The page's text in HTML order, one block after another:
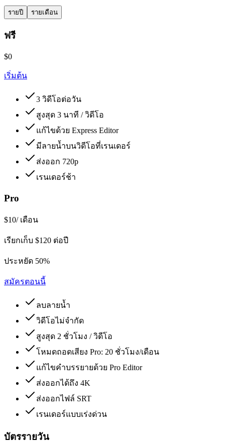
รายปี รายเดือน
ฟรี
$0
เริ่มต้น
3 วิดีโอต่อวัน
สูงสุด 3 นาที / วิดีโอ
แก้ไขด้วย Express Editor
มีลายน้ำบนวิดีโอที่เรนเดอร์
ส่งออก 720p
เรนเดอร์ช้า
Pro
$10/ เดือน
เรียกเก็บ $120 ต่อปี
ประหยัด 50%
สมัครตอนนี้
ลบลายน้ำ
วิดีโอไม่จำกัด
สูงสุด 2 ชั่วโมง / วิดีโอ
โหมดถอดเสียง Pro: 20 ชั่วโมง/เดือน
แก้ไขคำบรรยายด้วย Pro Editor
ส่งออกได้ถึง 4K
ส่งออกไฟล์ SRT
เรนเดอร์แบบเร่งด่วน
บัตรรายวัน